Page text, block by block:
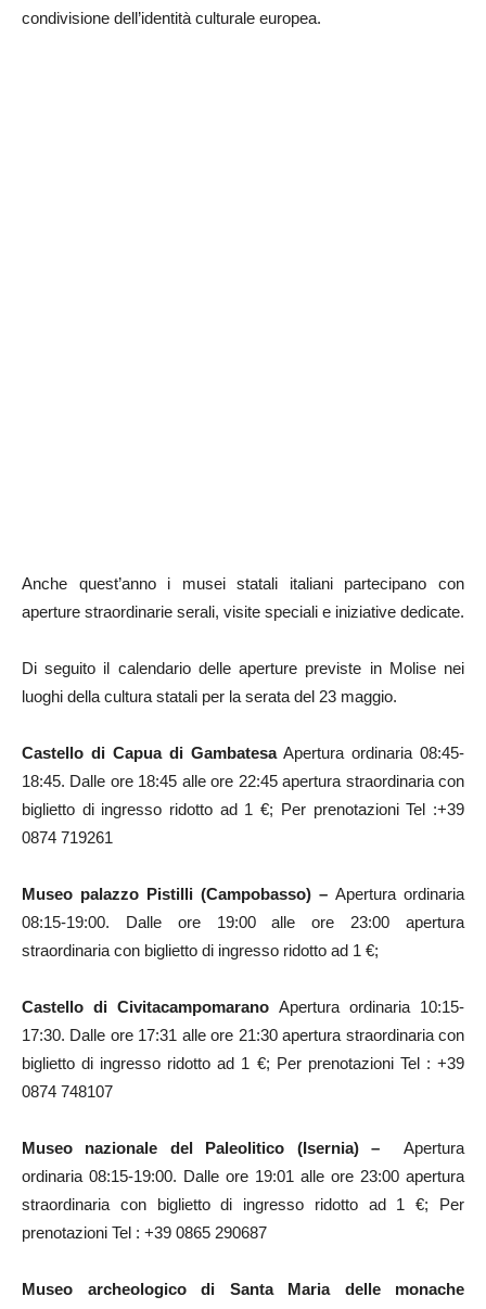
condivisione dell’identità culturale europea.
Anche quest’anno i musei statali italiani partecipano con
aperture straordinarie serali, visite speciali e iniziative dedicate.
Di seguito il calendario delle aperture previste in Molise nei
luoghi della cultura statali per la serata del 23 maggio.
Castello di Capua di GambatesaApertura ordinaria 08:45-
18:45. Dalle ore 18:45 alle ore 22:45 apertura straordinaria con
biglietto di ingresso ridotto ad 1 €; Per prenotazioni Tel :+39
0874 719261
Museo palazzo Pistilli (Campobasso) – Apertura ordinaria
08:15-19:00. Dalle ore 19:00 alle ore 23:00 apertura
straordinaria con biglietto di ingresso ridotto ad 1 €;
Castello di Civitacampomarano Apertura ordinaria 10:15-
17:30. Dalle ore 17:31 alle ore 21:30 apertura straordinaria con
biglietto di ingresso ridotto ad 1 €; Per prenotazioni Tel : +39
0874 748107
Museo nazionale del Paleolitico (Isernia) –
Apertura
ordinaria 08:15-19:00. Dalle ore 19:01 alle ore 23:00 apertura
straordinaria con biglietto di ingresso ridotto ad 1 €; Per
prenotazioni Tel : +39 0865 290687
Museo archeologico di Santa Maria delle monache